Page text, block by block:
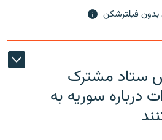
فیلترشکن
ستاد مشترک
درباره سوریه به